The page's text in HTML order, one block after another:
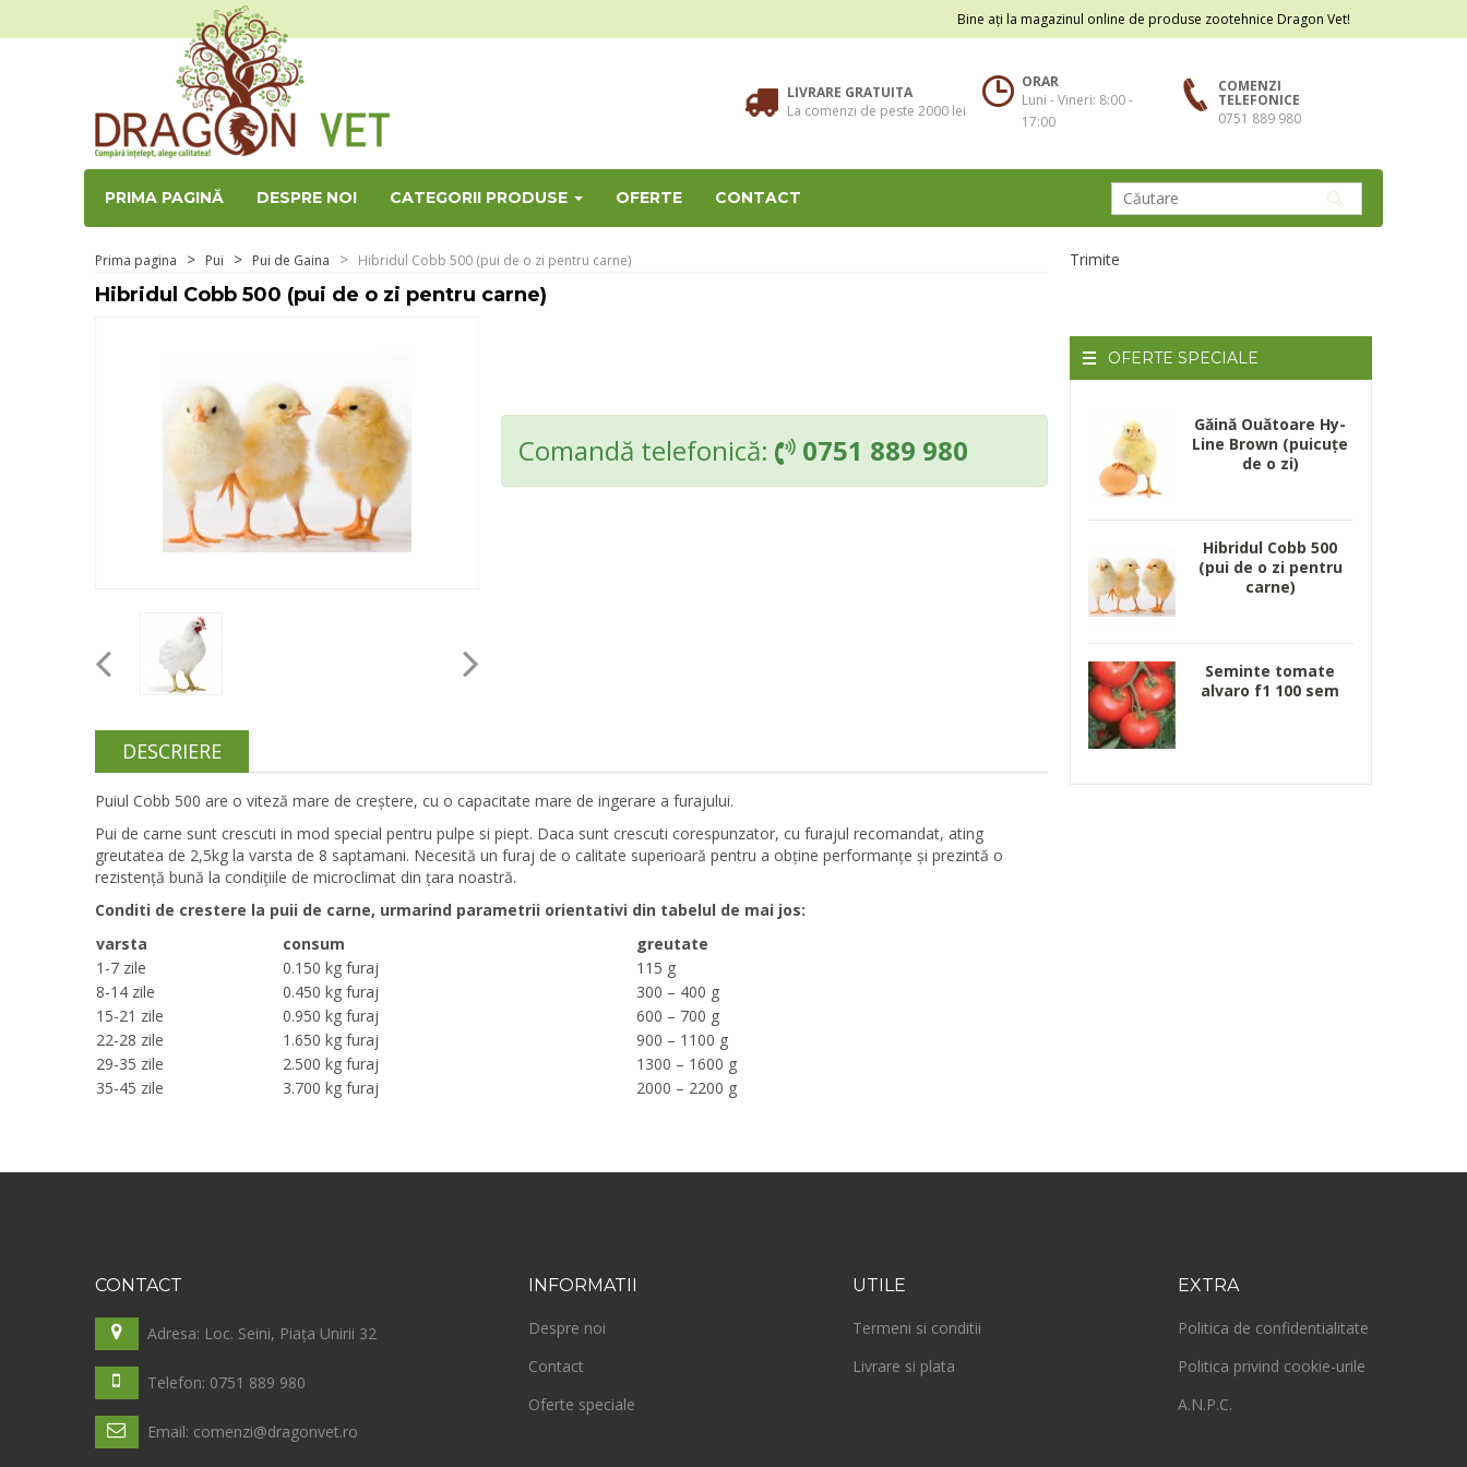
Bine ați la magazinul online de produse zootehnice Dragon Vet!
LIVRARE GRATUITA
La comenzi de peste 2000 lei
ORAR
Luni - Vineri: 8:00 -
17:00
COMENZI
TELEFONICE
0751 889 980
PRIMA PAGINĂ DESPRE NOI CATEGORII PRODUSE OFERTE CONTACT
Prima pagina Pui Pui de Gaina Hibridul Cobb 500 (pui de o zi pentru carne)
Hibridul Cobb 500 (pui de o zi pentru carne)
Comandă telefonică:  0751 889 980
DESCRIERE
Puiul Cobb 500 are o viteză mare de creştere, cu o capacitate mare de ingerare a furajului.
Pui de carne sunt crescuti in mod special pentru pulpe si piept. Daca sunt crescuti corespunzator, cu furajul recomandat, ating
greutatea de 2,5kg la varsta de 8 saptamani. Necesită un furaj de o calitate superioară pentru a obține performanțe și prezintă o
rezistență bună la condițiile de microclimat din țara noastră.
Conditi de crestere la puii de carne, urmarind parametrii orientativi din tabelul de mai jos:
varsta
consum
greutate
1-7 zile
0.150 kg furaj
115 g
8-14 zile
0.450 kg furaj
300 – 400 g
15-21 zile
0.950 kg furaj
600 – 700 g
22-28 zile
1.650 kg furaj
900 – 1100 g
29-35 zile
2.500 kg furaj
1300 – 1600 g
35-45 zile
3.700 kg furaj 2000 – 2200 g
Trimite
OFERTE SPECIALE
Găină Ouătoare Hy-
Line Brown (puicuțe
de o zi)
Hibridul Cobb 500
(pui de o zi pentru
carne)
Seminte tomate
alvaro f1 100 sem
CONTACT
Adresa: Loc. Seini, Piața Unirii 32
Telefon: 0751 889 980
Email: comenzi@dragonvet.ro
INFORMATII
Despre noi
Contact
Oferte speciale
UTILE
Termeni si conditii
Livrare si plata
EXTRA
Politica de confidentialitate
Politica privind cookie-urile
A.N.P.C.